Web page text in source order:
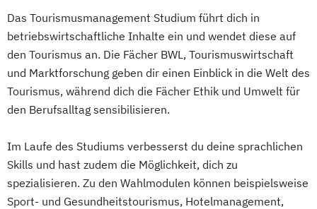
Das Tourismusmanagement Studium führt dich in
betriebswirtschaftliche Inhalte ein und wendet diese auf
den Tourismus an. Die Fächer BWL, Tourismuswirtschaft
und Marktforschung geben dir einen Einblick in die Welt des
Tourismus, während dich die Fächer Ethik und Umwelt für
den Berufsalltag sensibilisieren.
Im Laufe des Studiums verbesserst du deine sprachlichen
Skills und hast zudem die Möglichkeit, dich zu
spezialisieren. Zu den Wahlmodulen können beispielsweise
Sport- und Gesundheitstourismus, Hotelmanagement,